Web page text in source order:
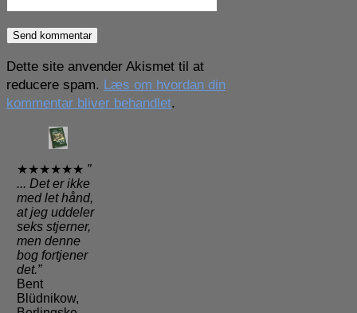
Dette site anvender Akismet til at
reducere spam. Læs om hvordan din
kommentar bliver behandlet.
★★★★★★ ”
... Det er ikke
med let hånd,
at jeg uddeler
seks stjerner,
men denne
bog fortjener
det.”
Bent
Blüdnikow,